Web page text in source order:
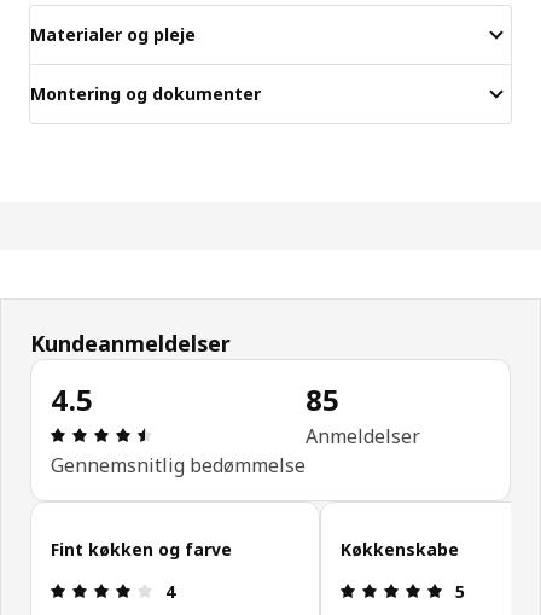
Materialer og pleje
Montering og dokumenter
Kundeanmeldelser
4.5
Anmeldelse: 4.5 Ud af 5 Stjerner. Anmeldelser i
Gennemsnitlig bedømmelse
85
Anmeldelser
Spring kundeanmeldelser over
Fint køkken og farve
Anmeldelse: 4 Ud af 5 Stjerner.
4
Køkkenskabe
5